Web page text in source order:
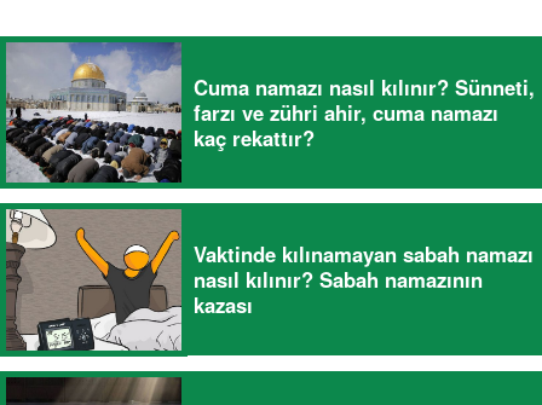
Cuma namazı nasıl kılınır? Sünneti,
farzı ve zühri ahir, cuma namazı
kaç rekattır?
Vaktinde kılınamayan sabah namazı
nasıl kılınır? Sabah namazının
kazası